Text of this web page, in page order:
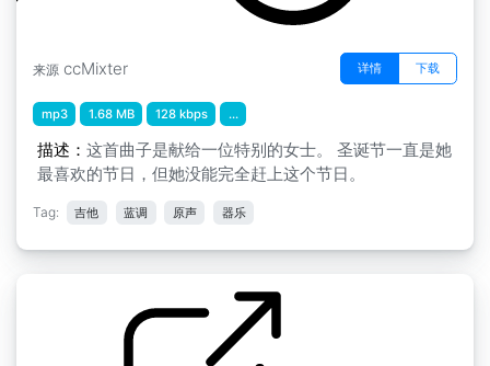
来源 ccMixter 详情 下载
mp3 1.68 MB 128 kbps ...
描述： 这首曲子是献给一位特别的女士。 圣诞节一直是她
最喜欢的节日，但她没能完全赶上这个节日。
Tag: 吉他 蓝调 原声 器乐